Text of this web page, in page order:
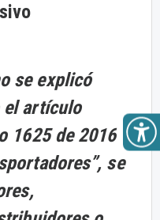
se explicó
el artículo
1625 de 2016
se